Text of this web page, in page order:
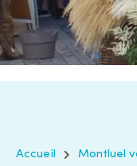
Accueil Montluel